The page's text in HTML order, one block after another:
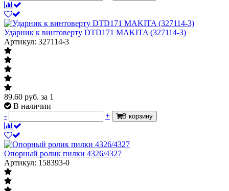
Ударник к винтоверту DTD171 MAKITA (327114-3)
Артикул: 327114-3
89.60 руб. за 1
В наличии
-
+ В корзину
Опорный ролик пилки 4326/4327
Артикул: 158393-0